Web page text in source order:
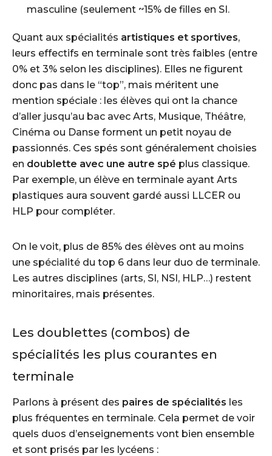
masculine (seulement ~15% de filles en SI.
Quant aux spécialités artistiques et sportives,
leurs effectifs en terminale sont très faibles (entre
0% et 3% selon les disciplines). Elles ne figurent
donc pas dans le “top”, mais méritent une
mention spéciale : les élèves qui ont la chance
d’aller jusqu’au bac avec Arts, Musique, Théâtre,
Cinéma ou Danse forment un petit noyau de
passionnés. Ces spés sont généralement choisies
en doublette avec une autre spé plus classique.
Par exemple, un élève en terminale ayant Arts
plastiques aura souvent gardé aussi LLCER ou
HLP pour compléter.
On le voit, plus de 85% des élèves ont au moins
une spécialité du top 6 dans leur duo de terminale.
Les autres disciplines (arts, SI, NSI, HLP…) restent
minoritaires, mais présentes.
Les doublettes (combos) de
spécialités les plus courantes en
terminale
Parlons à présent des paires de spécialités les
plus fréquentes en terminale. Cela permet de voir
quels duos d’enseignements vont bien ensemble
et sont prisés par les lycéens :